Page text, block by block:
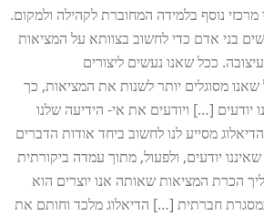
מרכזי נוסף בלמידה המחוברת לקהילה ולמקום.
בני אדם כדי לחשוב בצוותא על המציאות
ככל שאנו נעשים ליצורים
שאנו מסוגלים יותר לשנות את המציאות, כך
יודעים […] ויודעים את אי- הידיעה שלנו
מסייע לנו לחשוב ביחד אודות הדברים
יודעים, ולפעול, מתוך עמדה ביקורתית
הכרת המציאות שאותה אנו יוצרים הוא
חברתית […] הדיאלוג מלכד וחותם את